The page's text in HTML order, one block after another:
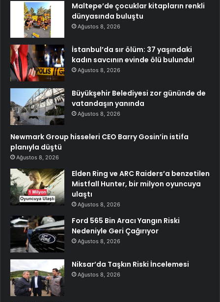
Maltepe’de çocuklar kitapların renkli
dünyasında buluştu
Ağustos 8, 2026
İstanbul’da sır ölüm: 37 yaşındaki
kadın savcının evinde ölü bulundu!
Ağustos 8, 2026
Büyükşehir Belediyesi zor gününde de
vatandaşın yanında
Ağustos 8, 2026
Newmark Group hisseleri CEO Barry Gosin’in istifa
planıyla düştü
Ağustos 8, 2026
Elden Ring ve ARC Raiders’a benzetilen
Mistfall Hunter, bir milyon oyuncuya
ulaştı
Ağustos 8, 2026
Ford 565 Bin Aracı Yangın Riski
Nedeniyle Geri Çağırıyor
Ağustos 8, 2026
Niksar’da Taşkın Riski İncelemesi
Ağustos 8, 2026